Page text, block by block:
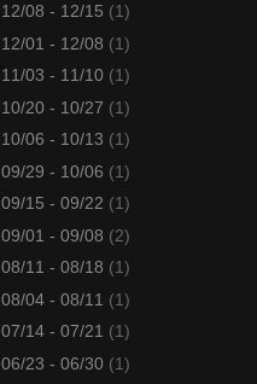
12/08 - 12/15 (1)
12/01 - 12/08 (1)
11/03 - 11/10 (1)
10/20 - 10/27 (1)
10/06 - 10/13 (1)
09/29 - 10/06 (1)
09/15 - 09/22 (1)
09/01 - 09/08 (2)
08/11 - 08/18 (1)
08/04 - 08/11 (1)
07/14 - 07/21 (1)
06/23 - 06/30 (1)